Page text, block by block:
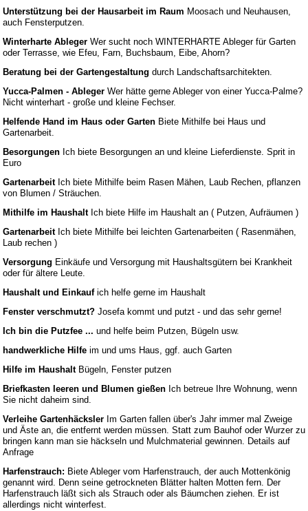
Unterstützung bei der Hausarbeit im Raum Moosach und Neuhausen,
auch Fensterputzen.
Winterharte Ableger Wer sucht noch WINTERHARTE Ableger für Garten
oder Terrasse, wie Efeu, Farn, Buchsbaum, Eibe, Ahorn?
Beratung bei der Gartengestaltung durch Landschaftsarchitekten.
Yucca-Palmen - Ableger Wer hätte gerne Ableger von einer Yucca-Palme?
Nicht winterhart - große und kleine Fechser.
Helfende Hand im Haus oder Garten Biete Mithilfe bei Haus und
Gartenarbeit.
Besorgungen Ich biete Besorgungen an und kleine Lieferdienste. Sprit in
Euro
GartenarbeitIch biete Mithilfe beim Rasen Mähen, Laub Rechen, pflanzen
von Blumen / Sträuchen.
Mithilfe im HaushaltIch biete Hilfe im Haushalt an ( Putzen, Aufräumen )
GartenarbeitIch biete Mithilfe bei leichten Gartenarbeiten ( Rasenmähen,
Laub rechen )
Versorgung Einkäufe und Versorgung mit Haushaltsgütern bei Krankheit
oder für ältere Leute.
Haushalt und Einkaufich helfe gerne im Haushalt
Fenster verschmutzt? Josefa kommt und putzt - und das sehr gerne!
Ich bin die Putzfee ... und helfe beim Putzen, Bügeln usw.
handwerkliche Hilfe im und ums Haus, ggf. auch Garten
Hilfe im HaushaltBügeln, Fenster putzen
Briefkasten leeren und Blumen gießen Ich betreue Ihre Wohnung, wenn
Sie nicht daheim sind.
Verleihe Gartenhäcksler Im Garten fallen über's Jahr immer mal Zweige
und Äste an, die entfernt werden müssen. Statt zum Bauhof oder Wurzer zu
bringen kann man sie häckseln und Mulchmaterial gewinnen. Details auf
Anfrage
Harfenstrauch: Biete Ableger vom Harfenstrauch, der auch Mottenkönig
genannt wird. Denn seine getrockneten Blätter halten Motten fern. Der
Harfenstrauch läßt sich als Strauch oder als Bäumchen ziehen. Er ist
allerdings nicht winterfest.